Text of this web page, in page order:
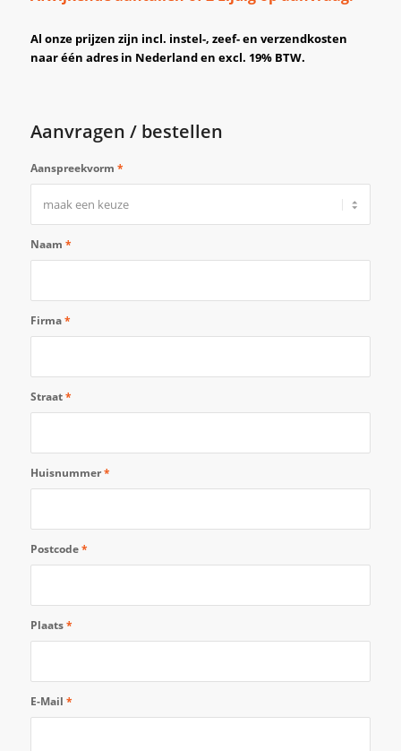
Al onze prijzen zijn incl. instel-, zeef- en verzendkosten
naar één adres in Nederland en excl. 19% BTW.
Aanvragen / bestellen
Aanspreekvorm *
Naam *
Firma*
Straat*
Huisnummer*
Postcode*
Plaats*
E-Mail *